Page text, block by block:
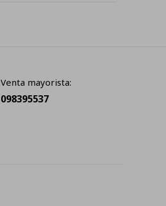
Venta mayorista:
098395537